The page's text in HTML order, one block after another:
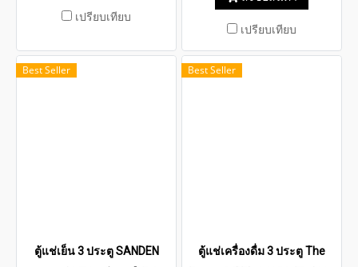
เปรียบเทียบ
เปรียบเทียบ
Best Seller
ตู้แช่เย็น 3 ประตู SANDEN
Best Seller
ตู้แช่เครื่องดื่ม 3 ประตู The